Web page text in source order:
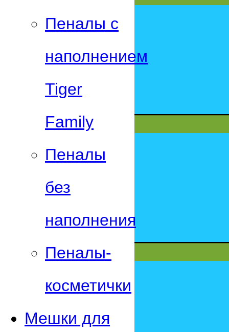
Пеналы с
наполнением
Tiger
Family
Пеналы
без
наполнения
Пеналы-
косметички
Мешки для